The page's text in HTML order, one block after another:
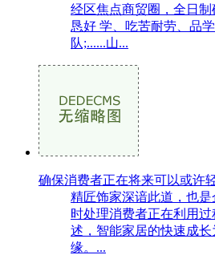
经区焦点商贸圈，全日
恳好 学、吃苦耐劳、品
队;......山...
确保消费者正在将来可以或许
精匠饰家深谙此道，也
时处理消费者正在利用
述，智能家居的快速成
缘。...